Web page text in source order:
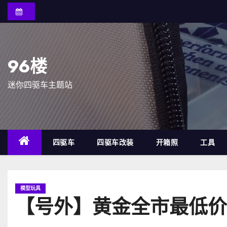
至
96楼
迷你四驱车主题站
四驱车 四驱车改装 开箱照 工具
模型玩具
【号外】黄金全市最低